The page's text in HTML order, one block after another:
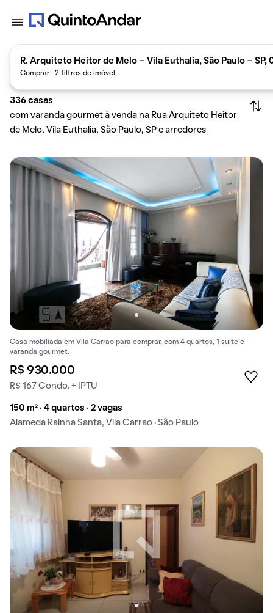
R. Arquiteto Heitor de Melo - Vila Euthalia, São Paulo -
Comprar · 2 filtros de imóvel
336 casas
com varanda gourmet à venda na Rua Arquiteto Heitor
de Melo, Vila Euthalia, São Paulo, SP e arredores
Casa mobiliada em Vila Carrao para comprar, com 4 quartos, 1 suíte e
varanda gourmet.
R$ 930.000
R$ 167 Condo. + IPTU
150 m² · 4 quartos · 2 vagas
Alameda Rainha Santa, Vila Carrao · São Paulo